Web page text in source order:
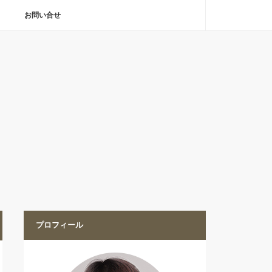
お問い合せ
プロフィール